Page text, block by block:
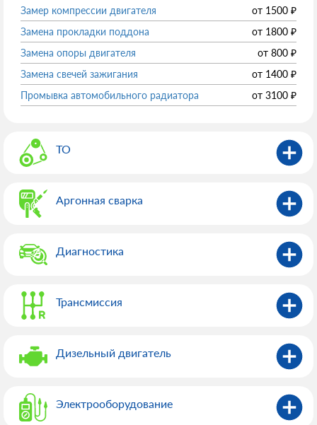
Замер компрессии двигателя от 1500 ₽
Замена прокладки поддона
от 1800 ₽
Замена опоры двигателя
от 800 ₽
Замена свечей зажигания
от 1400 ₽
Промывка автомобильного радиатора
от 3100 ₽
ТО
Аргонная сварка
Диагностика
Трансмиссия
Дизельный двигатель
Электрооборудованиe